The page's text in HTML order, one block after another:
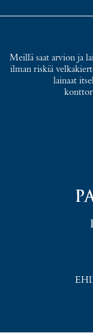
Meillä saat arvion ja
ilman riskiä
lainaat